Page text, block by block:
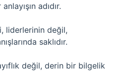
adıdır.
liderlerinin değil,
saklıdır.
değil, derin bir bilgelik